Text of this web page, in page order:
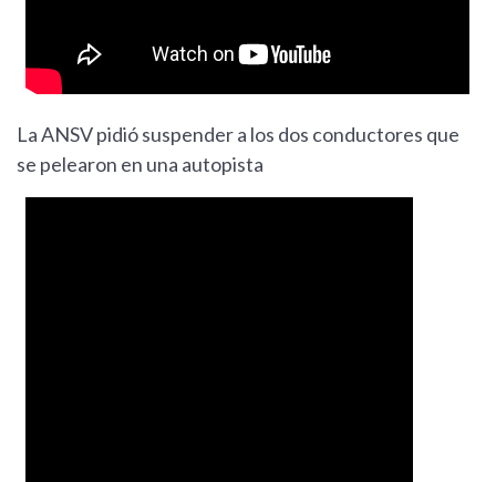
La ANSV pidió suspender a los dos conductores que
se pelearon en una autopista